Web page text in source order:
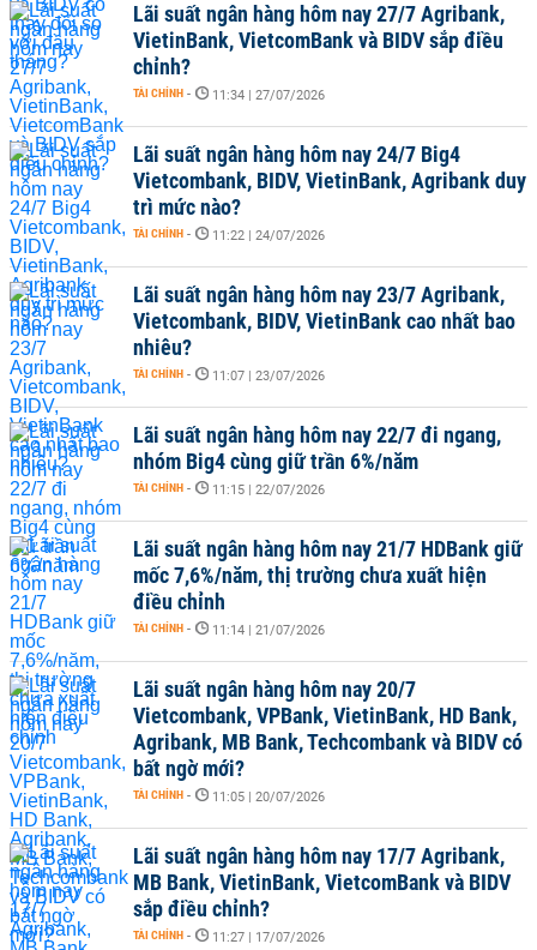
Lãi suất ngân hàng hôm nay 27/7 Agribank,
VietinBank, VietcomBank và BIDV sắp điều
chỉnh?
TÀI CHÍNH - 11:34 | 27/07/2026
Lãi suất ngân hàng hôm nay 24/7 Big4
Vietcombank, BIDV, VietinBank, Agribank duy
trì mức nào?
TÀI CHÍNH - 11:22 | 24/07/2026
Lãi suất ngân hàng hôm nay 23/7 Agribank,
Vietcombank, BIDV, VietinBank cao nhất bao
nhiêu?
TÀI CHÍNH - 11:07 | 23/07/2026
Lãi suất ngân hàng hôm nay 22/7 đi ngang,
nhóm Big4 cùng giữ trần 6%/năm
TÀI CHÍNH - 11:15 | 22/07/2026
Lãi suất ngân hàng hôm nay 21/7 HDBank giữ
mốc 7,6%/năm, thị trường chưa xuất hiện
điều chỉnh
TÀI CHÍNH - 11:14 | 21/07/2026
Lãi suất ngân hàng hôm nay 20/7
Vietcombank, VPBank, VietinBank, HD Bank,
Agribank, MB Bank, Techcombank và BIDV có
bất ngờ mới?
TÀI CHÍNH - 11:05 | 20/07/2026
Lãi suất ngân hàng hôm nay 17/7 Agribank,
MB Bank, VietinBank, VietcomBank và BIDV
sắp điều chỉnh?
TÀI CHÍNH - 11:27 | 17/07/2026